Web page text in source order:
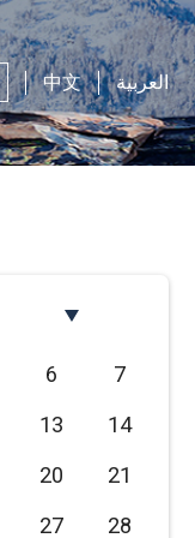
中文 العربية
6
7
13
14
20
21
27
28